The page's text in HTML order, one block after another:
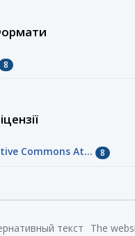
8
Commons At... 8
The